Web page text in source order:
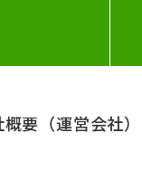
要（運営会社）